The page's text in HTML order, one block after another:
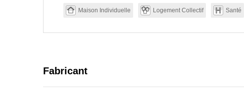
Maison Individuelle Logement Collectif Santé
Fabricant